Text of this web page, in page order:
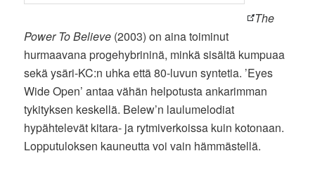
The
Power To Believe (2003) on aina toiminut
hurmaavana progehybrininä, minkä sisältä kumpuaa
sekä ysäri-KC:n uhka että 80-luvun syntetia. ’Eyes
Wide Open’ antaa vähän helpotusta ankarimman
tykityksen keskellä. Belew’n laulumelodiat
hypähtelevät kitara- ja rytmiverkoissa kuin kotonaan.
Lopputuloksen kauneutta voi vain hämmästellä.